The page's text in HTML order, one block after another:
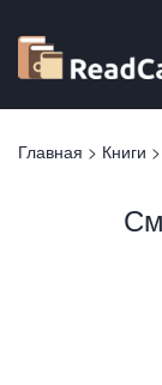
основному
содержанию
Вы
Главная > Книги >